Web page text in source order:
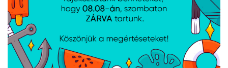
Adathordozó Digitális kijelző